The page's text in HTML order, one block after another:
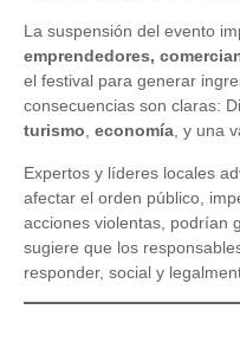
La suspensión del evento
emprendedores,
el festival para generar
consecuencias son claras:
turismo, economía, y una
Expertos y líderes locales
afectar el orden público,
acciones violentas, podrían
sugiere que los
responder, social y